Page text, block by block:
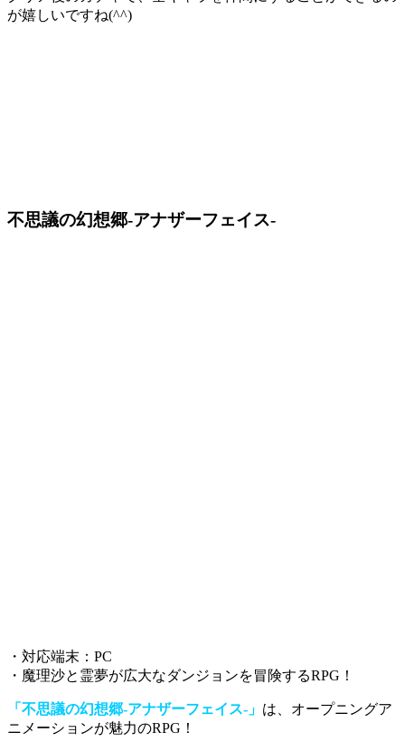
が嬉しいですね(^^)
不思議の幻想郷-アナザーフェイス-
・対応端末：PC
・魔理沙と霊夢が広大なダンジョンを冒険するRPG！
「不思議の幻想郷-アナザーフェイス-」 は、オープニングア
ニメーションが魅力のRPG！